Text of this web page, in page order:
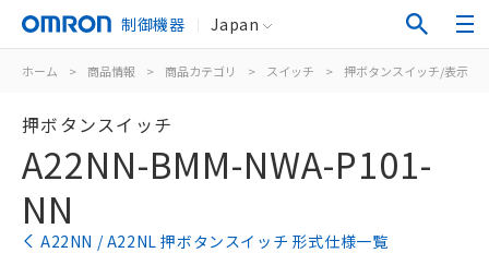
制御機器 Japan
ホーム > 商品情報 > 商品カテゴリ > スイッチ > 押ボタンスイッチ/表示灯
押ボタンスイッチ
A22NN-BMM-NWA-P101-
NN
A22NN / A22NL 押ボタンスイッチ 形式仕様一覧